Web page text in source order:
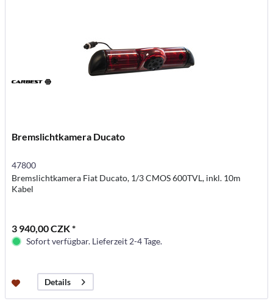
Bremslichtkamera Ducato
47800
Bremslichtkamera Fiat Ducato, 1/3 CMOS 600TVL, inkl. 10m
Kabel
3 940,00 CZK *
Sofort verfügbar. Lieferzeit 2-4 Tage.
Details